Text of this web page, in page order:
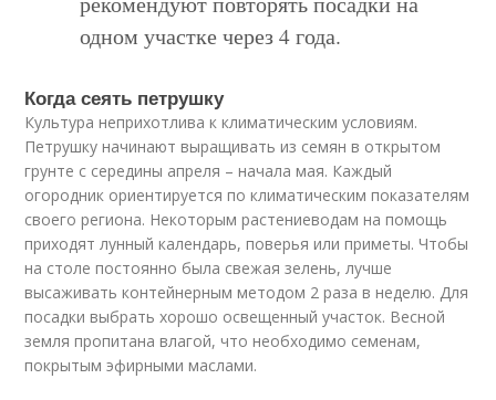
одном участке через 4 года.
Когда сеять петрушку
Культура неприхотлива к климатическим условиям.
Петрушку начинают выращивать из семян в открытом
грунте с середины апреля – начала мая. Каждый
огородник ориентируется по климатическим показателям
своего региона. Некоторым растениеводам на помощь
приходят лунный календарь, поверья или приметы. Чтобы
на столе постоянно была свежая зелень, лучше
высаживать контейнерным методом 2 раза в неделю. Для
посадки выбрать хорошо освещенный участок. Весной
земля пропитана влагой, что необходимо семенам,
покрытым эфирными маслами.